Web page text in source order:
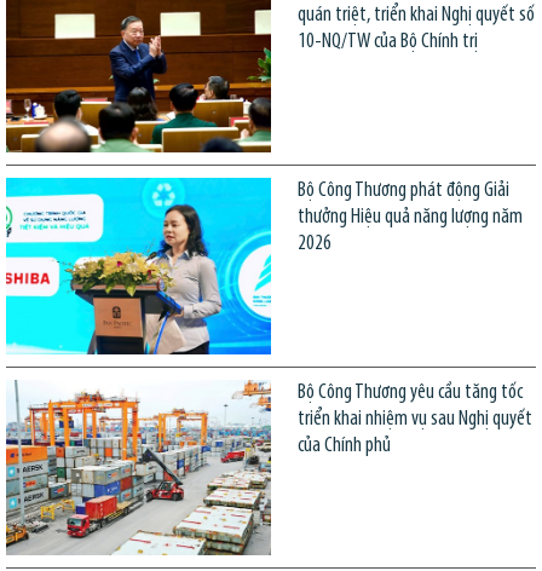
quán triệt, triển khai Nghị quyết số
10-NQ/TW của Bộ Chính trị
Bộ Công Thương phát động Giải
thưởng Hiệu quả năng lượng năm
2026
Bộ Công Thương yêu cầu tăng tốc
triển khai nhiệm vụ sau Nghị quyết
của Chính phủ